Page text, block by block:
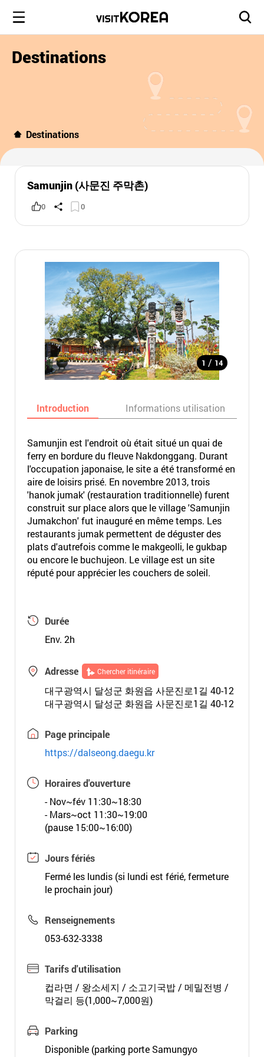
Destinations
Destinations
Samunjin (사문진 주막촌)
0 0
1 / 14
Introduction Informations utilisation
Samunjin est l'endroit où était situé un quai de
ferry en bordure du fleuve Nakdonggang. Durant
l'occupation japonaise, le site a été transformé en
aire de loisirs prisé. En novembre 2013, trois
'hanok jumak' (restauration traditionnelle) furent
construit sur place alors que le village 'Samunjin
Jumakchon' fut inauguré en même temps. Les
restaurants jumak permettent de déguster des
plats d'autrefois comme le makgeolli, le gukbap
ou encore le buchujeon. Le village est un site
réputé pour apprécier les couchers de soleil.
Durée
Env. 2h
Adresse Chercher itinéraire
대구광역시 달성군 화원읍 사문진로1길 40-12
대구광역시 달성군 화원읍 사문진로1길 40-12
Page principale
https://dalseong.daegu.kr
Horaires d'ouverture
- Nov~fév 11:30~18:30
- Mars~oct 11:30~19:00
(pause 15:00~16:00)
Jours fériés
Fermé les lundis (si lundi est férié, fermeture
le prochain jour)
Renseignements
053-632-3338
Tarifs d'utilisation
컵라면 / 왕소세지 / 소고기국밥 / 메밀전병 /
막걸리 등(1,000~7,000원)
Parking
Disponible (parking porte Samungyo